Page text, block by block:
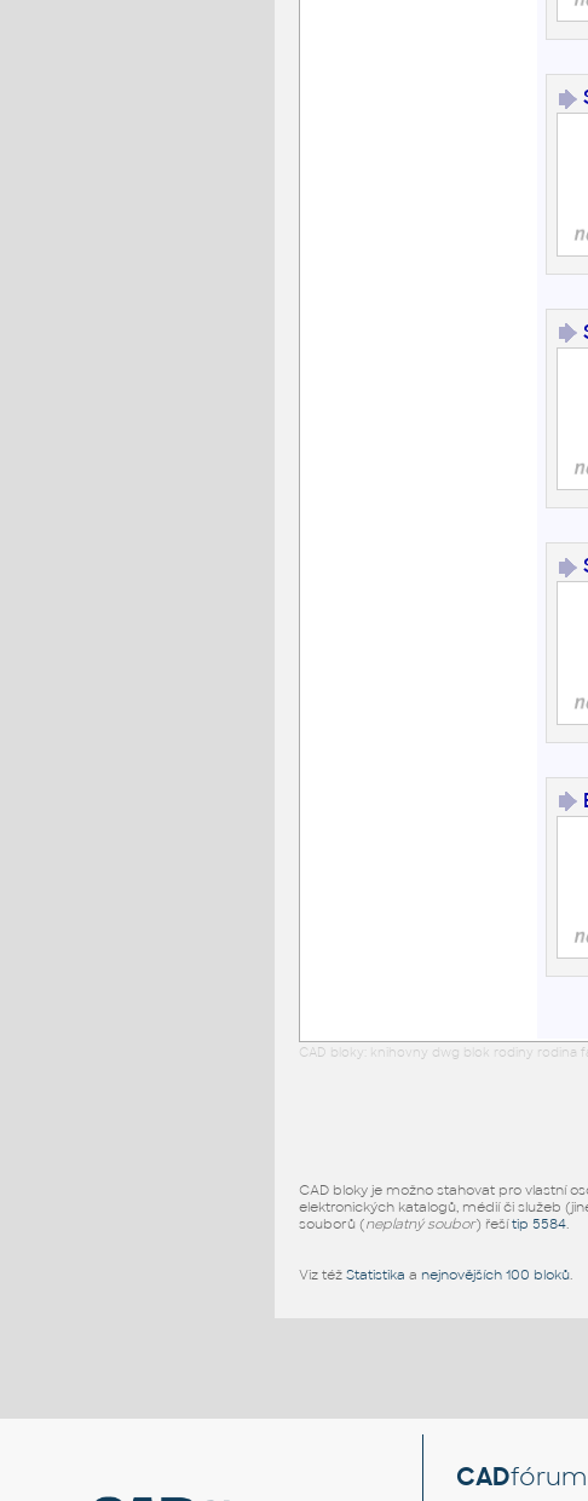
CAD bloky: knihovny dwg blok rodiny rodina
CAD bloky je možno stahovat pro vlastní
elektronických katalogů, médií či služeb
souborů (neplatný soubor) řešítip 5584.
Viz též Statistika a nejnovějších 100 bloků.
CADfórum